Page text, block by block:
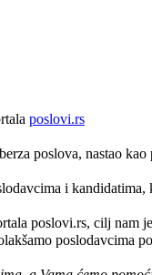
poslovi.rs
poslova, nastao
i
poslovi.rs, cilj nam
poslodavcima